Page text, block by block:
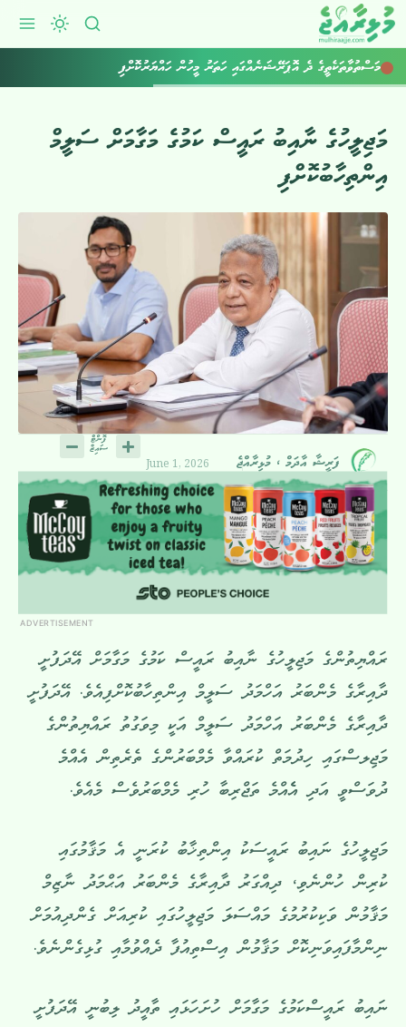
މަސްތުވާތަކެތީގެ ދެ އޮޕަރޭޝަނެއްގައި ހަތަރު މީހުން ހައްޔަރުކޮށްފި
މަޖިލީހުގެ ނާއިބު ރައީސް ކަމުގެ މަގާމަށް ސަލީމް
އިންތިހާބުކޮށްފި
ފަރީޝާ އާދަމް ، މުޅިރާއްޖެ June 1, 2026
ADVERTISEMENT
ރައްޔިތުންގެ މަޖިލީހުގެ ނާއިބު ރައީސް ކަމުގެ މަގާމަށް އޭދަފުށީ
ދާއިރާގެ މެންބަރު އަހްމަދު ސަލީމް އިންތިހާބުކޮށްފިއެވެ. އޭދަފުށީ
ދާއިރާގެ މެންބަރު އަހްމަދު ސަލީމް އަކީ މިވަގުތު ރައްޔިތުންގެ
މަޖިލސްގައި ހިދުމަތް ކުރައްވާ މެމްބަރުންގެ ތެރެތިން އެއްމެ
ދުވަސްވީ އަދި އެެއްމެ ތަޖްރިބާ ހުރި މެމްބަރުވެސް މެއެވެ.
މަޖިލީހުގެ ނައިބު ރައީސަކު އިންތިޚާބު ކުރަނީ އެ މަޤާމުގައި
ކުރިން ހުންނެވި، ދިއްގަރު ދާއިރާގެ މެންބަރު އަޙްމަދު ނާޒިމް
މަޤާމުން ވަކިކުރުމުގެ މައްސަލަ މަޖިލީހުގައި ކުރިއަށް ގެންދިއުމަށް
ނިންމާފައިވަނިކޮށް މަޤާމުން އިސްތިއުފާ ދެއްވުމާއި ގުޅިގެންނެވެ.
ނައިބު ރައީސްކަމުގެ މަގާމަށް ހުށަހަޅައި ތާއީދު ލިބުނީ އޭދަފުށީ